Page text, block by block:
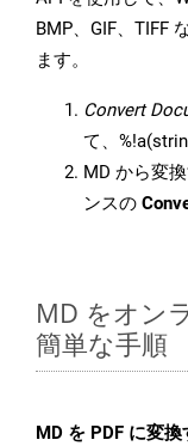
BMP、GIF、TIFF
ます。
Convert
て、
MD から変
ンスの
MD をオン
簡単な手順
MD を PDF に変換